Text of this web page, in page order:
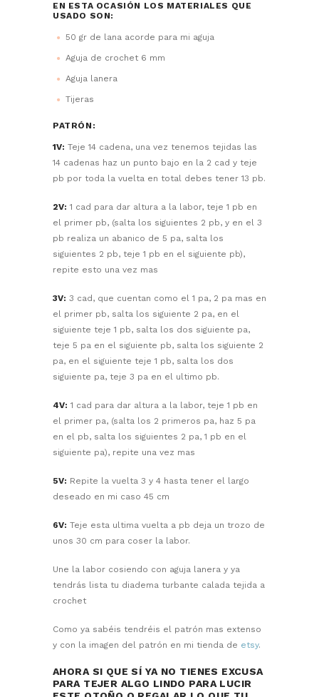
EN ESTA OCASIÓN LOS MATERIALES QUE
USADO SON:
50 gr de lana acorde para mi aguja
Aguja de crochet 6 mm
Aguja lanera
Tijeras
PATRÓN:
1V: Teje 14 cadena, una vez tenemos tejidas las
14 cadenas haz un punto bajo en la 2 cad y teje
pb por toda la vuelta en total debes tener 13 pb.
2V: 1 cad para dar altura a la labor, teje 1 pb en
el primer pb, (salta los siguientes 2 pb, y en el 3
pb realiza un abanico de 5 pa, salta los
siguientes 2 pb, teje 1 pb en el siguiente pb),
repite esto una vez mas
3V: 3 cad, que cuentan como el 1 pa, 2 pa mas en
el primer pb, salta los siguiente 2 pa, en el
siguiente teje 1 pb, salta los dos siguiente pa,
teje 5 pa en el siguiente pb, salta los siguiente 2
pa, en el siguiente teje 1 pb, salta los dos
siguiente pa, teje 3 pa en el ultimo pb.
4V: 1 cad para dar altura a la labor, teje 1 pb en
el primer pa, (salta los 2 primeros pa, haz 5 pa
en el pb, salta los siguientes 2 pa, 1 pb en el
siguiente pa), repite una vez mas
5V: Repite la vuelta 3 y 4 hasta tener el largo
deseado en mi caso 45 cm
6V: Teje esta ultima vuelta a pb deja un trozo de
unos 30 cm para coser la labor.
Une la labor cosiendo con aguja lanera y ya
tendrás lista tu diadema turbante calada tejida a
crochet
Como ya sabéis tendréis el patrón mas extenso
y con la imagen del patrón en mi tienda de etsy.
AHORA SI QUE SÍ YA NO TIENES EXCUSA
PARA TEJER ALGO LINDO PARA LUCIR